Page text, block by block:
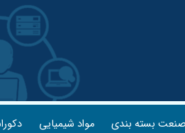
صنعت بسته بندی مواد شیمیایی